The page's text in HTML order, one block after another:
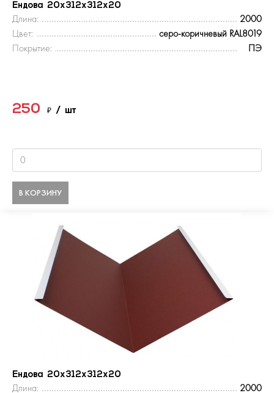
Ендова 20х312х312х20
Длина:
2000
Цвет:
серо-коричневый RAL8019
Покрытие:
ПЭ
250 ₽ / шт
В КОРЗИНУ
Ендова 20х312х312х20
Длина:
2000